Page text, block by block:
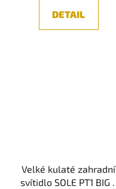
DETAIL
Velké kulaté zahradní
svítidlo SOLE PT1 BIG -